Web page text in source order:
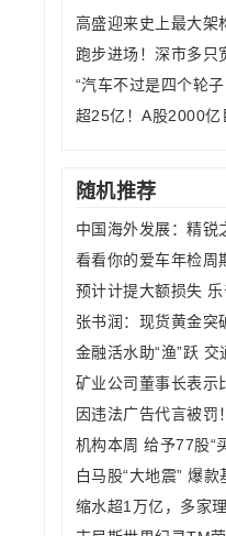
随机推荐
看看你的爱车年检周
白马股“大地震” 爆款